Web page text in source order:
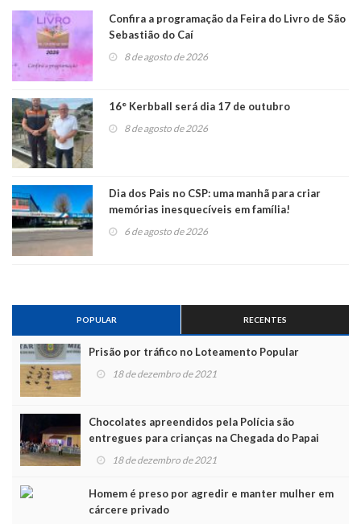
Confira a programação da Feira do Livro de São
Sebastião do Caí
8 de agosto de 2026
16° Kerbball será dia 17 de outubro
8 de agosto de 2026
Dia dos Pais no CSP: uma manhã para criar
memórias inesquecíveis em família!
6 de agosto de 2026
POPULAR RECENTES
Prisão por tráfico no Loteamento Popular
18 de dezembro de 2021
Chocolates apreendidos pela Polícia são
entregues para crianças na Chegada do Papai
Noel
18 de dezembro de 2021
Homem é preso por agredir e manter mulher em
cárcere privado